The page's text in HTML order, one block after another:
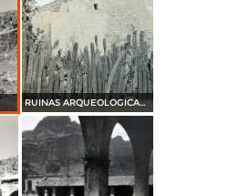
RUINAS ARQUEOLOGICAS PIRAMIDE DEL TEPOZTECO, por el fotógrafo T. Enami, de Yokohama, Japón (1934)